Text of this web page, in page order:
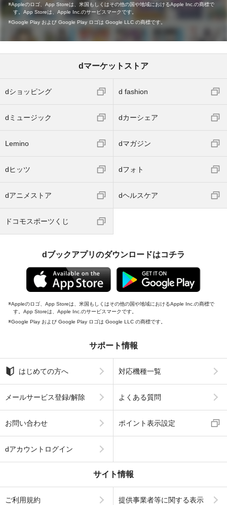
Appleのロゴ、App Storeは、米国もしくはその他の国や地域におけるApple Inc.の商標で
す。App Storeは、Apple Inc.のサービスマークです。
Google Play および Google Play ロゴは Google LLC の商標です。
dマーケットストア
dショッピング d fashion
dミュージック dカーシェア
Lemino dマガジン
dヒッツ dフォト
dアニメストア dヘルスケア
ドコモスポーツくじ
dブックアプリのダウンロードはコチラ
Appleのロゴ、App Storeは、米国もしくはその他の国や地域におけるApple Inc.の商標で
す。App Storeは、Apple Inc.のサービスマークです。
Google Play および Google Play ロゴは Google LLC の商標です。
サポート情報
はじめての方へ 対応機種一覧
メールサービス登録/解除 よくある質問
お問い合わせ ポイント表示設定
dアカウントログイン
サイト情報
ご利用規約 提供事業者等に関する表示